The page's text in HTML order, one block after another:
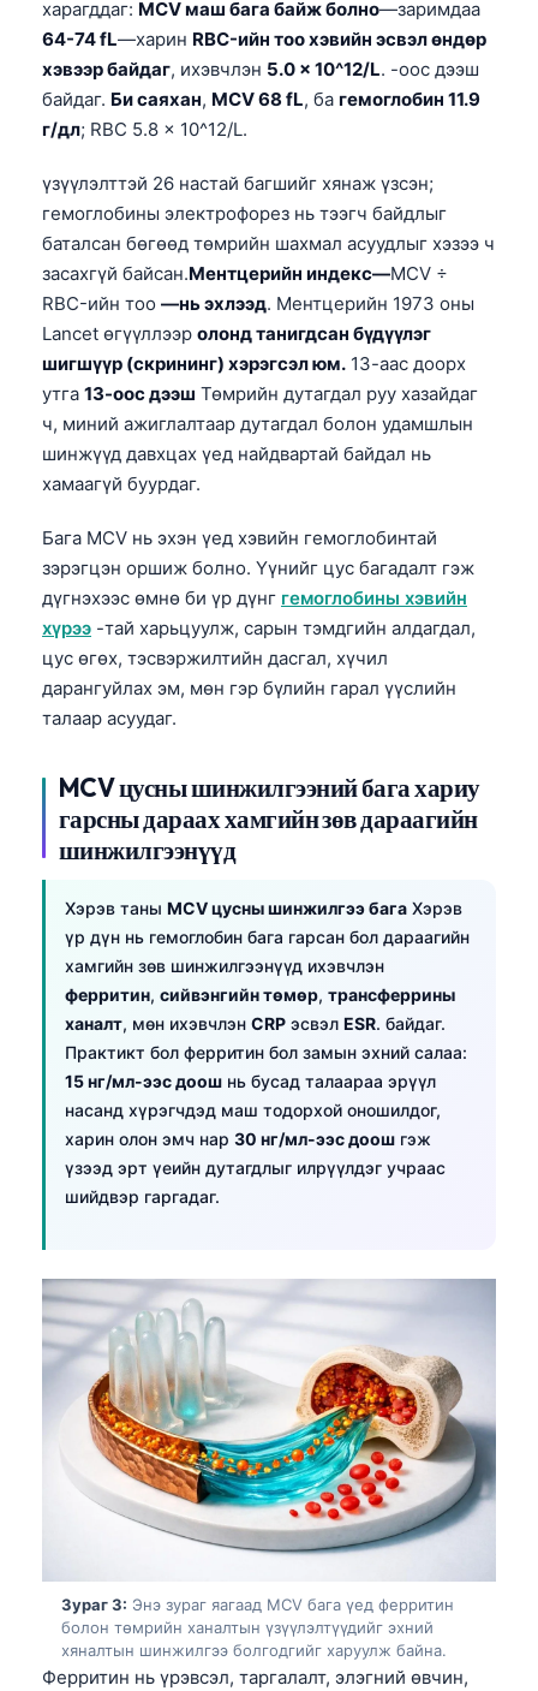
харагддаг: MCV маш бага байж болно—заримдаа
64-74 fL—харин RBC-ийн тоо хэвийн эсвэл өндөр
хэвээр байдаг, ихэвчлэн 5.0 × 10^12/L. -оос дээш
байдаг. Би саяхан, MCV 68 fL, ба гемоглобин 11.9
г/дл; RBC 5.8 × 10^12/L.
үзүүлэлттэй 26 настай багшийг хянаж үзсэн;
гемоглобины электрофорез нь тээгч байдлыг
баталсан бөгөөд төмрийн шахмал асуудлыг хэзээ ч
засахгүй байсан.Ментцерийн индекс—MCV ÷
RBC-ийн тоо —нь эхлээд. Ментцерийн 1973 оны
Lancet өгүүллээр олонд танигдсан бүдүүлэг
шигшүүр (скрининг) хэрэгсэл юм. 13-аас доорх
утга 13-оос дээш Төмрийн дутагдал руу хазайдаг
ч, миний ажиглалтаар дутагдал болон удамшлын
шинжүүд давхцах үед найдвартай байдал нь
хамаагүй буурдаг.
Бага MCV нь эхэн үед хэвийн гемоглобинтай
зэрэгцэн оршиж болно. Үүнийг цус багадалт гэж
дүгнэхээс өмнө би үр дүнг гемоглобины хэвийн
хүрээ -тай харьцуулж, сарын тэмдгийн алдагдал,
цус өгөх, тэсвэржилтийн дасгал, хүчил
дарангуйлах эм, мөн гэр бүлийн гарал үүслийн
талаар асуудаг.
MCV цусны шинжилгээний бага хариу
гарсны дараах хамгийн зөв дараагийн
шинжилгээнүүд
Хэрэв таны MCV цусны шинжилгээ бага Хэрэв
үр дүн нь гемоглобин бага гарсан бол дараагийн
хамгийн зөв шинжилгээнүүд ихэвчлэн
ферритин, сийвэнгийн төмөр, трансферрины
ханалт, мөн ихэвчлэн CRP эсвэл ESR. байдаг.
Практикт бол ферритин бол замын эхний салаа:
15 нг/мл-ээс доош нь бусад талаараа эрүүл
насанд хүрэгчдэд маш тодорхой оношилдог,
харин олон эмч нар 30 нг/мл-ээс доош гэж
үзээд эрт үеийн дутагдлыг илрүүлдэг учраас
шийдвэр гаргадаг.
Зураг 3: Энэ зураг яагаад MCV бага үед ферритин
болон төмрийн ханалтын үзүүлэлтүүдийг эхний
хяналтын шинжилгээ болгодгийг харуулж байна.
Ферритин нь үрэвсэл, таргалалт, элэгний өвчин,